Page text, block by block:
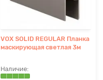
VOX SOLID REGULAR Планка
маскирующая светлая 3м